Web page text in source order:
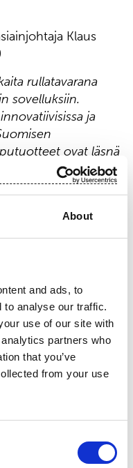
About
and ads, to
to analyse our traffic.
use of our site with
partners who
that you’ve
from your use
Klaus
rullatavarana
sovelluksiin.
ja
ovat läsnä
ympäri
vuonna 2021oli
Pohjois- ja Etelä-
Nasdaq